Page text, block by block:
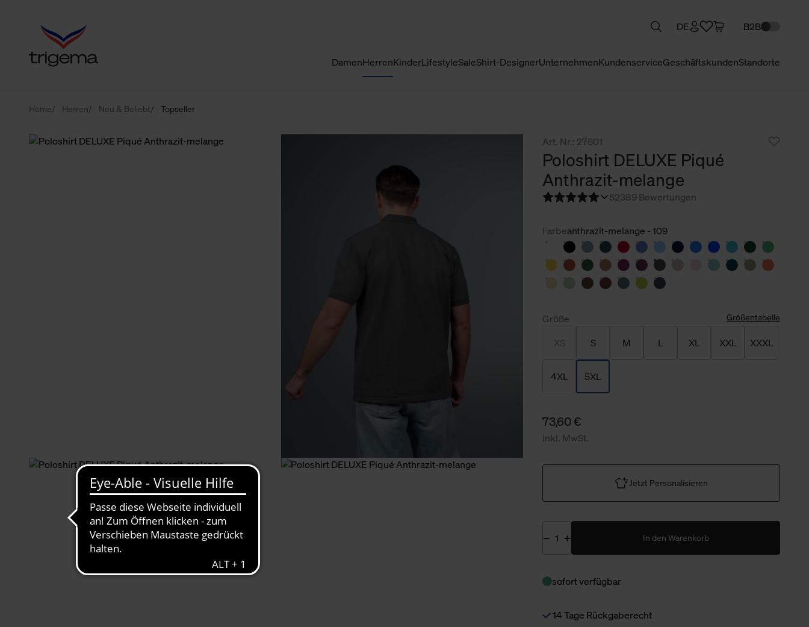
DamenHerrenKinderLifestyleSaleShirt-DesignerUnternehmenKundenserviceGeschäftskundenStandorte
DE B2B
Home Herren Neu & Beliebt Topseller
Art. Nr.: 27601
Poloshirt DELUXE Piqué
Anthrazit-melange
52389 Bewertungen
Farbeanthrazit-melange - 109
Größe Größentabelle
XS S M L XL XXL XXXL
4XL 5XL
73,60 €
inkl. MwSt.
Jetzt Personalisieren
In den Warenkorb
sofort verfügbar
14 Tage Rückgaberecht